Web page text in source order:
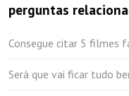
perguntas
Consegue citar 5 filmes
Será que vai ficar tudo